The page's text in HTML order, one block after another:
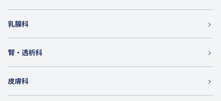
乳腺科
腎・透析科
皮膚科